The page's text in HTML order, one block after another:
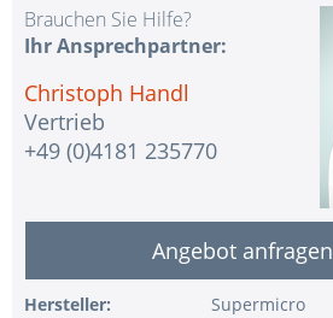
Brauchen Sie Hilfe?
Ihr Ansprechpartner:
Christoph Handl
Vertrieb
+49 (0)4181 235770
Angebot anfragen
Hersteller:
Supermicro